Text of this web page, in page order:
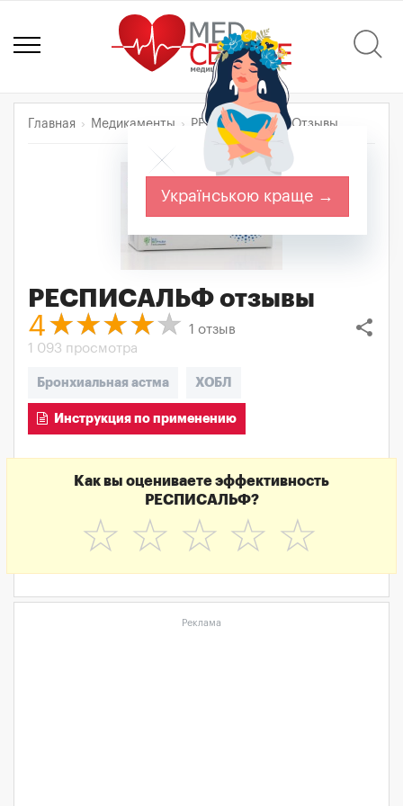
Главная Медикаменты РЕСПИСАЛЬФ Отзывы
РЕСПИСАЛЬФ отзывы
share
4 1 отзыв
1 093 просмотра
Бронхиальная астма ХОБЛ
Инструкция по применению
Как вы оцениваете эффективность
РЕСПИСАЛЬФ?
☆
☆
☆
☆
☆
Реклама
Українською краще →